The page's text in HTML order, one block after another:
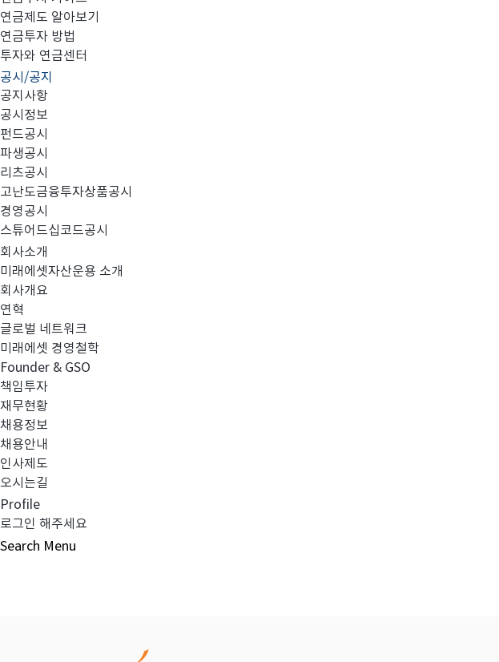
연금제도 알아보기
연금투자 방법
투자와 연금센터
공시/공지
공지사항
공시정보
펀드공시
파생공시
리츠공시
고난도금융투자상품공시
경영공시
스튜어드십코드공시
회사소개
미래에셋자산운용 소개
회사개요
연혁
글로벌 네트워크
미래에셋 경영철학
Founder & GSO
책임투자
재무현황
채용정보
채용안내
인사제도
오시는길
Profile
로그인 해주세요
Search Menu
첨부파일을 확인하세요
수익자총회 결의 공시_미래에셋브라질러시아업종대표증권자투자신탁1호(주식).pdf
이전글
다음글
목록보기